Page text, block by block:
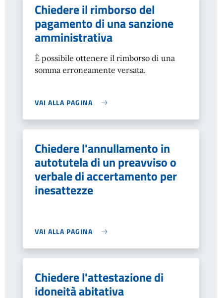
Chiedere il rimborso del
pagamento di una sanzione
amministrativa
È possibile ottenere il rimborso di una
somma erroneamente versata.
VAI ALLA PAGINA
Chiedere l'annullamento in
autotutela di un preavviso o
verbale di accertamento per
inesattezze
VAI ALLA PAGINA
Chiedere l'attestazione di
idoneità abitativa